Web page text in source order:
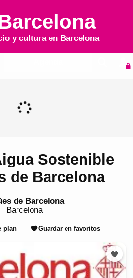
y cultura en Barcelona
Sostenible
de Barcelona
de Barcelona
Barcelona
plan Guardar en favoritos